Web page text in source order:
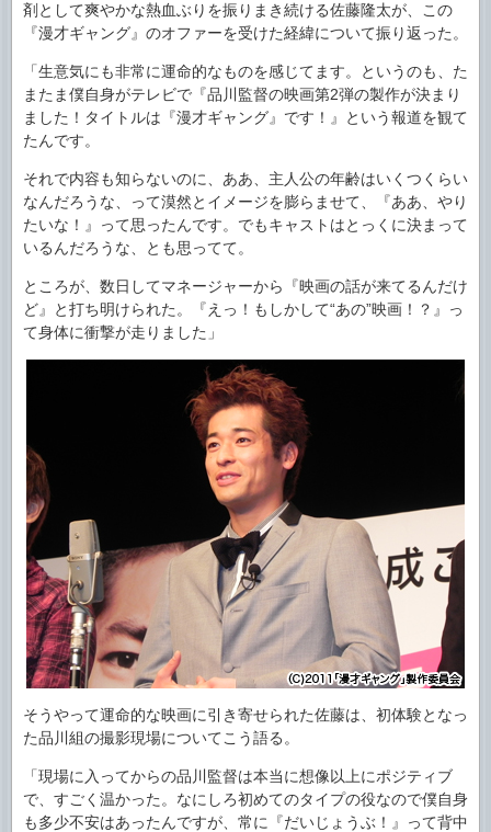
剤として爽やかな熱血ぶりを振りまき続ける佐藤隆太が、この
『漫才ギャング』のオファーを受けた経緯について振り返った。
「生意気にも非常に運命的なものを感じてます。というのも、た
またま僕自身がテレビで『品川監督の映画第2弾の製作が決まり
ました！タイトルは『漫才ギャング』です！』という報道を観て
たんです。
それで内容も知らないのに、ああ、主人公の年齢はいくつくらい
なんだろうな、って漠然とイメージを膨らませて、『ああ、やり
たいな！』って思ったんです。でもキャストはとっくに決まって
いるんだろうな、とも思ってて。
ところが、数日してマネージャーから『映画の話が来てるんだけ
ど』と打ち明けられた。『えっ！もしかして“あの”映画！？』っ
て身体に衝撃が走りました」
そうやって運命的な映画に引き寄せられた佐藤は、初体験となっ
た品川組の撮影現場についてこう語る。
「現場に入ってからの品川監督は本当に想像以上にポジティブ
で、すごく温かった。なにしろ初めてのタイプの役なので僕自身
も多少不安はあったんですが、常に『だいじょうぶ！』って背中